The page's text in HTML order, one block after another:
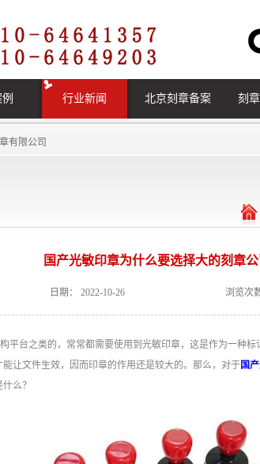
行业新闻 北京刻章备案 刻
有限公司
国产光敏印章为什么要选择大的刻章公
日期： 2022-10-26 浏览次
平台之类的，常常都需要使用到光敏印章，这是作为一种
让文件生效，因而印章的作用还是较大的。那么，对于国
么？